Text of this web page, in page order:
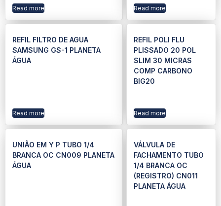
Read more Read more
REFIL FILTRO DE AGUA
SAMSUNG GS-1 PLANETA
ÁGUA
Read more
REFIL POLI FLU
PLISSADO 20 POL
SLIM 30 MICRAS
COMP CARBONO
BIG20
Read more
UNIÃO EM Y P TUBO 1/4
BRANCA OC CN009 PLANETA
ÁGUA
VÁLVULA DE
FACHAMENTO TUBO
1/4 BRANCA OC
(REGISTRO) CN011
PLANETA ÁGUA